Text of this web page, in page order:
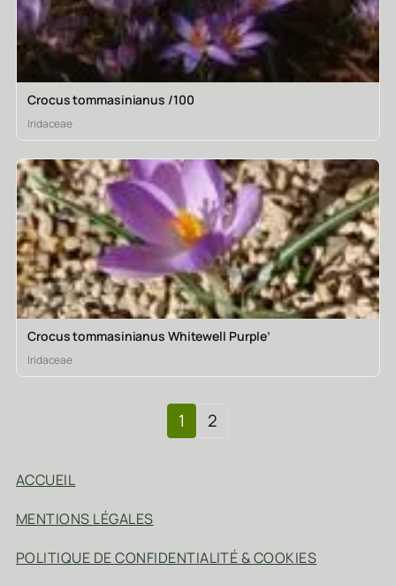
Crocus tommasinianus /100
Iridaceae
Crocus tommasinianus Whitewell Purple’
Iridaceae
1 2
ACCUEIL
MENTIONS LÉGALES
POLITIQUE DE CONFIDENTIALITÉ & COOKIES